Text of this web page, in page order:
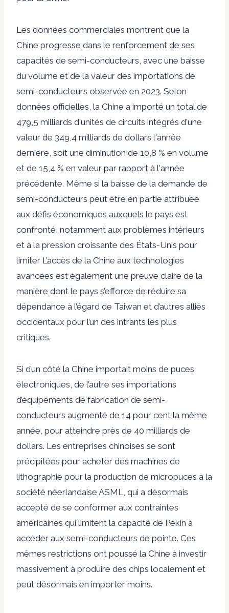
Les données commerciales montrent que la
Chine progresse dans le renforcement de ses
capacités de semi-conducteurs, avec une baisse
du volume et de la valeur des importations de
semi-conducteurs observée en 2023. Selon
données officielles , la Chine a importé un total de
479,5 milliards d'unités de circuits intégrés d'une
valeur de 349,4 milliards de dollars l'année
dernière, soit une diminution de 10,8 % en volume
et de 15,4 % en valeur par rapport à l'année
précédente. Même si la baisse de la demande de
semi-conducteurs peut être en partie attribuée
aux défis économiques auxquels le pays est
confronté, notamment aux problèmes intérieurs
et à la pression croissante des États-Unis pour
limiter L’accès de la Chine aux technologies
avancées est également une preuve claire de la
manière dont le pays s’efforce de réduire sa
dépendance à l’égard de Taiwan et d’autres alliés
occidentaux pour l’un des intrants les plus
critiques.
Si d’un côté la Chine importait moins de puces
électroniques, de l’autre ses importations
d’équipements de fabrication de semi-
conducteurs augmenté de 14 pour cent la même
année, pour atteindre près de 40 milliards de
dollars. Les entreprises chinoises se sont
précipitées pour acheter des machines de
lithographie pour la production de micropuces à la
société néerlandaise ASML, qui a désormais
accepté de se conformer aux contraintes
américaines qui limitent la capacité de Pékin à
accéder aux semi-conducteurs de pointe. Ces
mêmes restrictions ont poussé la Chine à investir
massivement à produire des chips localement et
peut désormais en importer moins.